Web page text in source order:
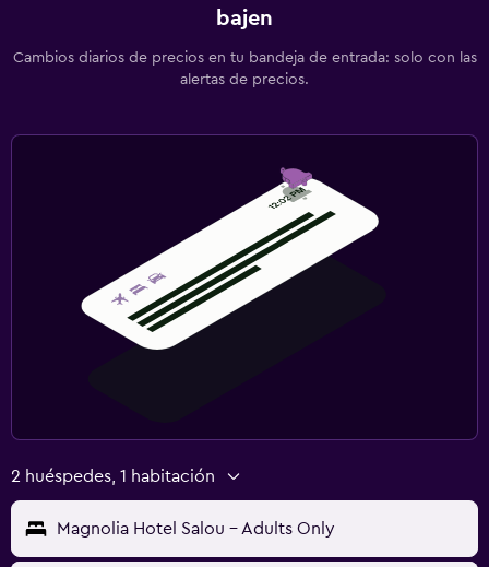
Tenis
bajen
Cambios diarios de precios en tu bandeja de entrada: solo con las
alertas de precios.
2 huéspedes, 1 habitación
Magnolia Hotel Salou - Adults Only